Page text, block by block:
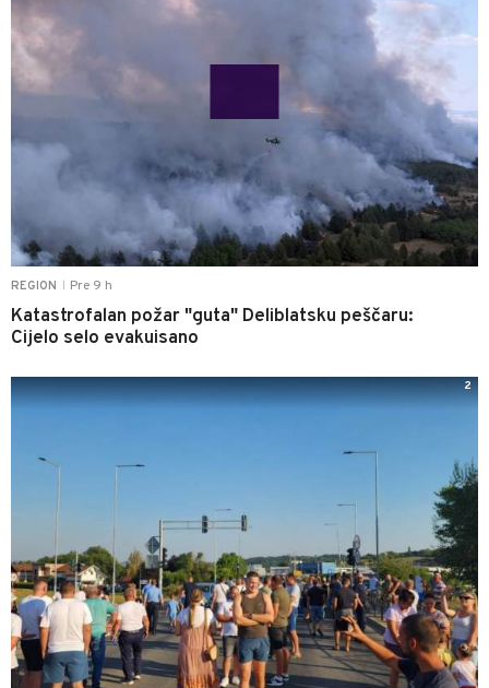
REGION Pre 9 h
Katastrofalan požar "guta" Deliblatsku peščaru:
Cijelo selo evakuisano
2